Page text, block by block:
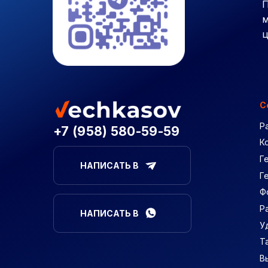
+7 (958) 580-59-59
НАПИСАТЬ В
НАПИСАТЬ В